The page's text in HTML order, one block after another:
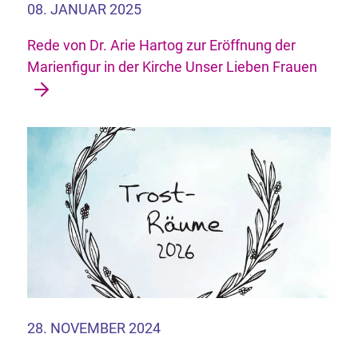
08. JANUAR 2025
Rede von Dr. Arie Hartog zur Eröffnung der
Marienfigur in der Kirche Unser Lieben Frauen
28. NOVEMBER 2024